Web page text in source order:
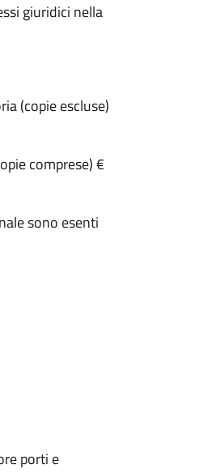
giuridici nella
(copie escluse)
comprese) €
sono esenti
porti e